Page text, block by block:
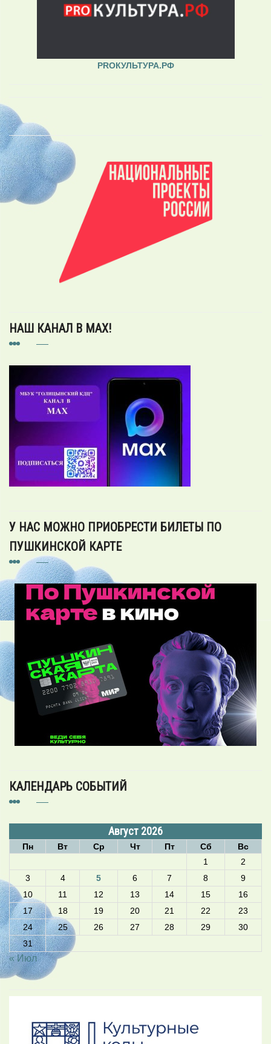
PROКУЛЬТУРА.РФ
НАШ КАНАЛ В MAX!
У НАС МОЖНО ПРИОБРЕСТИ БИЛЕТЫ ПО
ПУШКИНСКОЙ КАРТЕ
КАЛЕНДАРЬ СОБЫТИЙ
Август 2026
Пн Вт Ср Чт Пт Сб
Вс
1
2
3
4 5 6 7 8
9
10
11 12 13 14 15
16
17
18 19 20 21 22
23
24
25 26 27 28 29
30
31
« Июл